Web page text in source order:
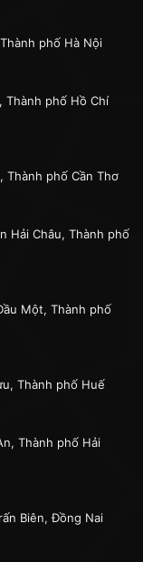
phố Hà Nội
Thành phố Hồ Chí
Thành phố Cần Thơ
Hải Châu, Thành phố
Một, Thành phố
Thành phố Huế
Thành phố Hải
Biên, Đồng Nai